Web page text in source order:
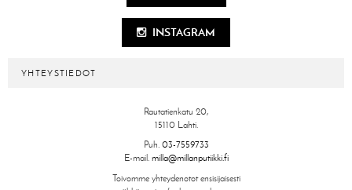
INSTAGRAM
YHTEYSTIEDOT
Rautatienkatu 20,
15110 Lahti.
Puh. 03-7559733
E-mail. milla@millanputiikki.fi
Toivomme yhteydenotot ensisijaisesti